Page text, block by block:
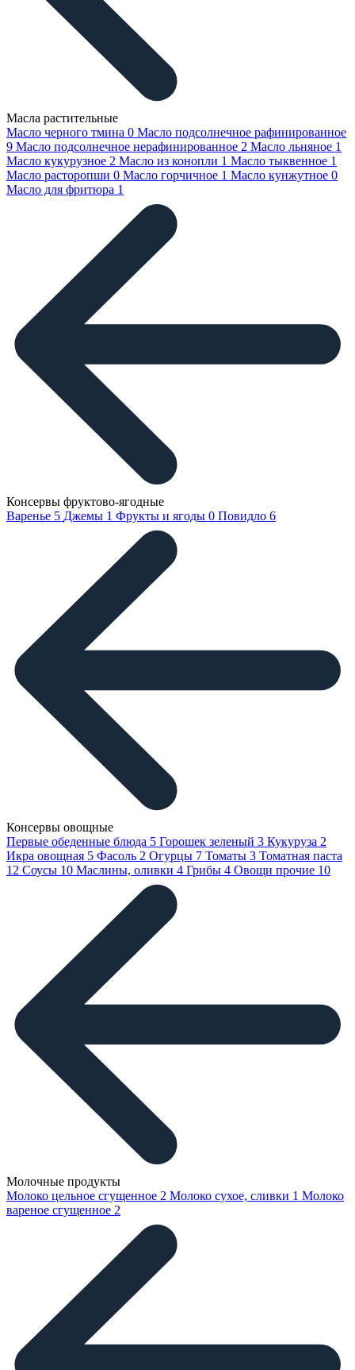
Масла растительные
Масло черного тмина 0 Масло подсолнечное рафинированное
9 Масло подсолнечное нерафинированное 2 Масло льняное 1
Масло кукурузное 2 Масло из конопли 1 Масло тыквенное 1
Масло расторопши 0 Масло горчичное 1 Масло кунжутное 0
Масло для фритюра 1
Консервы фруктово-ягодные
Варенье 5 Джемы 1 Фрукты и ягоды 0 Повидло 6
Консервы овощные
Первые обеденные блюда 5 Горошек зеленый 3 Кукуруза 2
Икра овощная 5 Фасоль 2 Огурцы 7 Томаты 3 Томатная паста
12 Соусы 10 Маслины, оливки 4 Грибы 4 Овощи прочие 10
Молочные продукты
Молоко цельное сгущенное 2 Молоко сухое, сливки 1 Молоко
вареное сгущенное 2